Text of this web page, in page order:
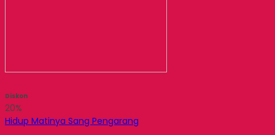
Diskon
20%
Hidup Matinya Sang Pengarang